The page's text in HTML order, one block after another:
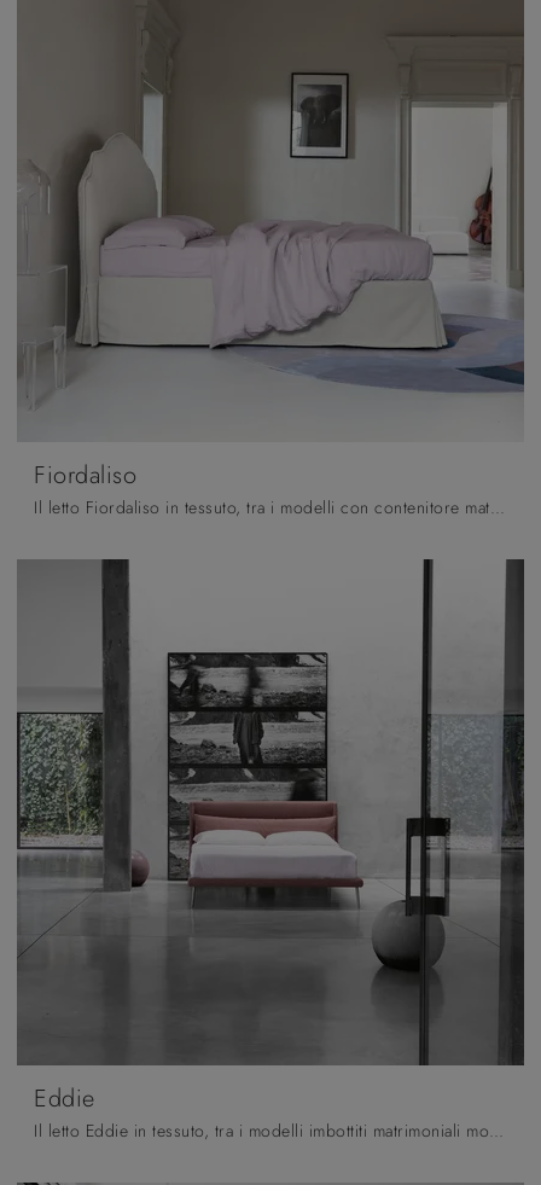
Fiordaliso
Il letto Fiordaliso in tessuto, tra i modelli con contenitore matrimoniali classici di Noctis, è pensato per assicurarti il sonno più profondo.
Eddie
Il letto Eddie in tessuto, tra i modelli imbottiti matrimoniali moderni di Noctis, è pensato per garantirti il riposo migliore.